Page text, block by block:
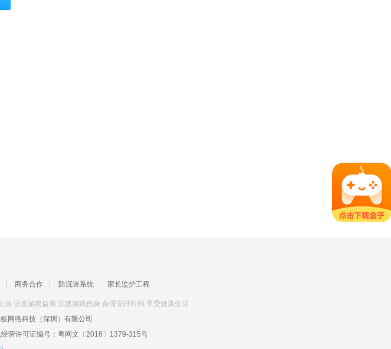
商务合作 防沉迷系统 家长监护工程
适度游戏益脑 沉迷游戏伤身 合理安排时间 享受健康生活
网络科技（深圳）有限公司
营许可证编号： 粤网文〔2016〕1379-315号